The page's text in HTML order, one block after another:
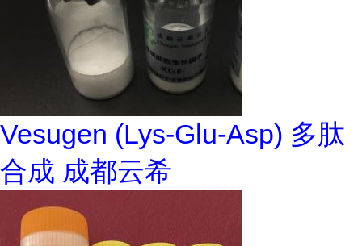
Vesugen (Lys-Glu-Asp) 多肽
合成 成都云希